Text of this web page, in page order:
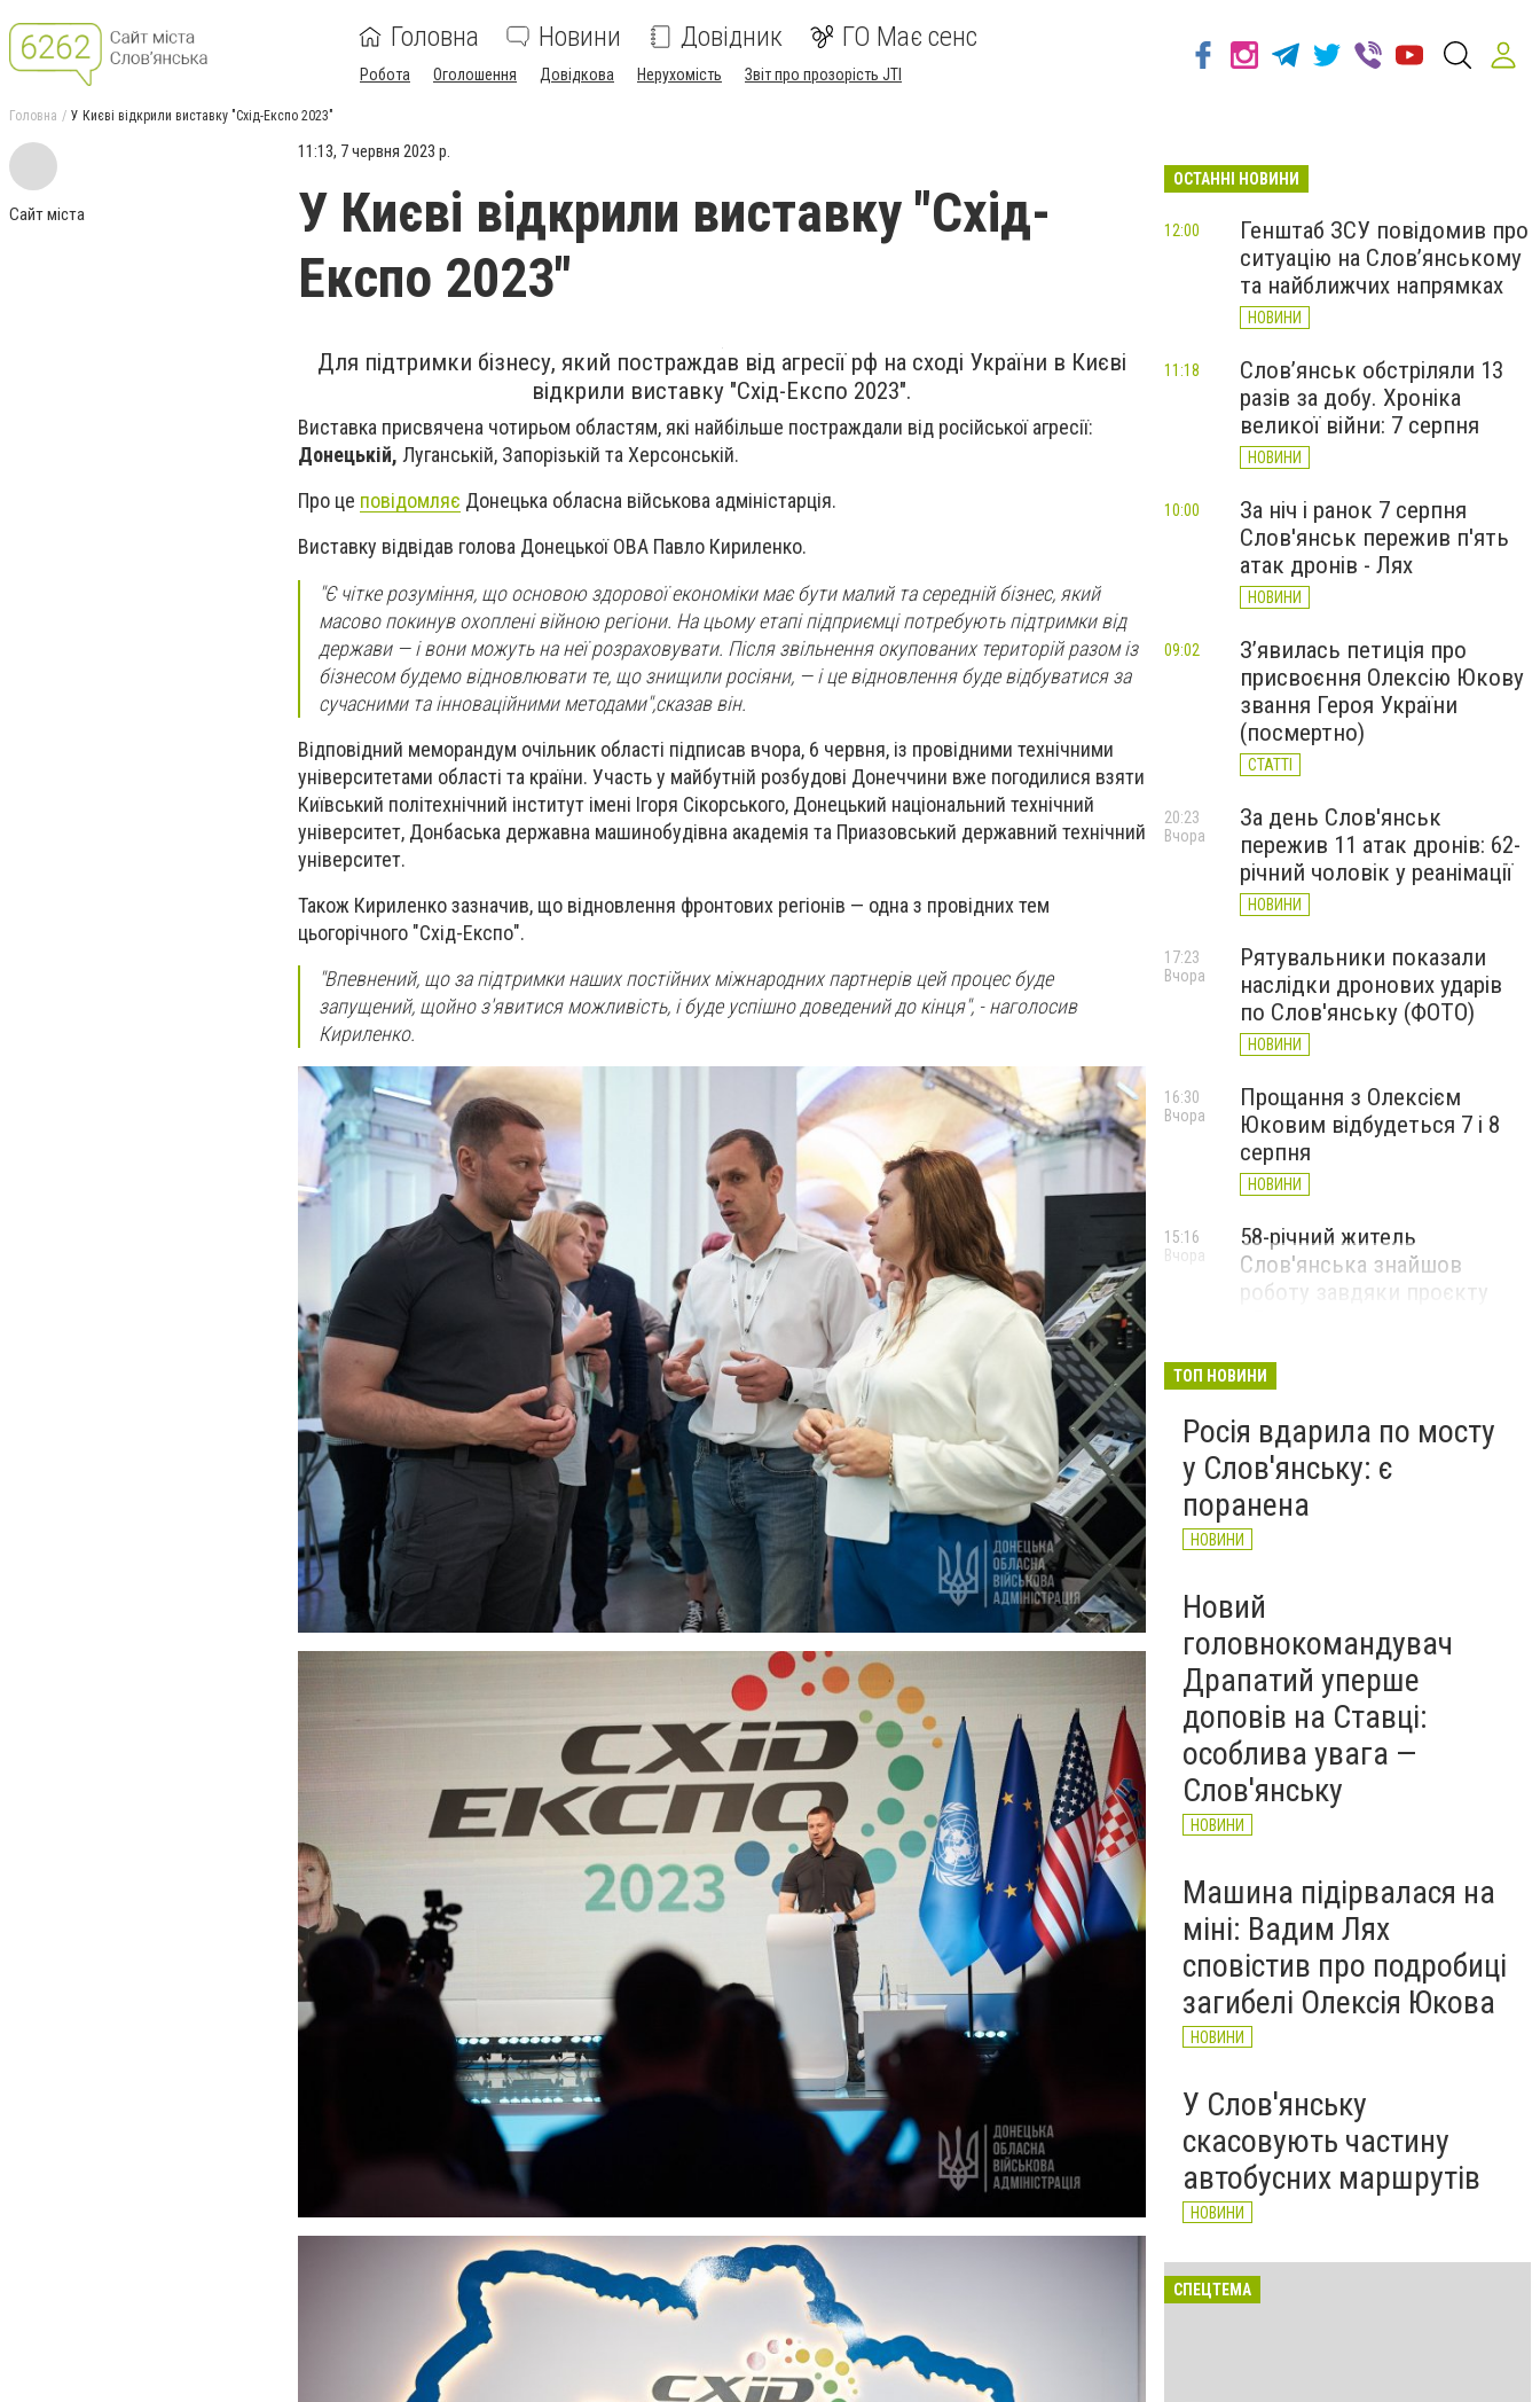
Головна Новини Довідник ГО Має сенс
Робота Оголошення Довідкова Нерухомість Звіт про прозорість JTI
Головна У Києві відкрили виставку "Схід-Експо 2023"
Сайт міста
11:13, 7 червня 2023 р.
У Києві відкрили виставку "Схід-
Експо 2023"
Для підтримки бізнесу, який постраждав від агресії рф на сході України в Києві
відкрили виставку "Схід-Експо 2023".
Виставка присвячена чотирьом областям, які найбільше постраждали від російської агресії:
Донецькій, Луганській, Запорізькій та Херсонській.
Про це повідомляє Донецька обласна військова адміністарція.
Виставку відвідав голова Донецької ОВА Павло Кириленко.
"Є чітке розуміння, що основою здорової економіки має бути малий та середній бізнес, який
масово покинув охоплені війною регіони. На цьому етапі підприємці потребують підтримки від
держави — і вони можуть на неї розраховувати. Після звільнення окупованих територій разом із
бізнесом будемо відновлювати те, що знищили росіяни, — і це відновлення буде відбуватися за
сучасними та інноваційними методами",сказав він.
Відповідний меморандум очільник області підписав вчора, 6 червня, із провідними технічними
університетами області та країни. Участь у майбутній розбудові Донеччини вже погодилися взяти
Київський політехнічний інститут імені Ігоря Сікорського, Донецький національний технічний
університет, Донбаська державна машинобудівна академія та Приазовський державний технічний
університет.
Також Кириленко зазначив, що відновлення фронтових регіонів — одна з провідних тем
цьогорічного "Схід-Експо".
"Впевнений, що за підтримки наших постійних міжнародних партнерів цей процес буде
запущений, щойно з'явитися можливість, і буде успішно доведений до кінця", - наголосив
Кириленко.
ОСТАННІ НОВИНИ
Генштаб ЗСУ повідомив про
ситуацію на Слов’янському
та найближчих напрямках
НОВИНИ
12:00
Слов’янськ обстріляли 13
разів за добу. Хроніка
великої війни: 7 серпня
НОВИНИ
11:18
За ніч і ранок 7 серпня
Слов'янськ пережив п'ять
атак дронів - Лях
НОВИНИ
10:00
З’явилась петиція про
присвоєння Олексію Юкову
звання Героя України
(посмертно)
СТАТТІ
09:02
За день Слов'янськ
пережив 11 атак дронів: 62-
річний чоловік у реанімації
НОВИНИ
20:23
Вчора
Рятувальники показали
наслідки дронових ударів
по Слов'янську (ФОТО)
НОВИНИ
17:23
Вчора
Прощання з Олексієм
Юковим відбудеться 7 і 8
серпня
НОВИНИ
16:30
Вчора
58-річний житель
Слов'янська знайшов
роботу завдяки проєкту
15:16
Вчора
ТОП НОВИНИ
Росія вдарила по мосту
у Слов'янську: є
поранена
НОВИНИ
Новий
головнокомандувач
Драпатий уперше
доповів на Ставці:
особлива увага —
Слов'янську
НОВИНИ
Машина підірвалася на
міні: Вадим Лях
сповістив про подробиці
загибелі Олексія Юкова
НОВИНИ
У Слов'янську
скасовують частину
автобусних маршрутів
НОВИНИ
СПЕЦТЕМА